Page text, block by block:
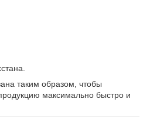
таким образом, чтобы
максимально быстро и